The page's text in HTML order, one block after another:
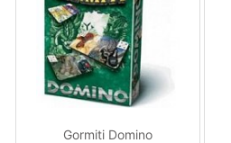
Gormiti Domino